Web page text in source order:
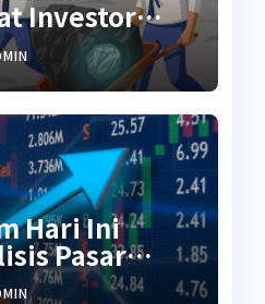
Investor
Hari Ini
Pasar